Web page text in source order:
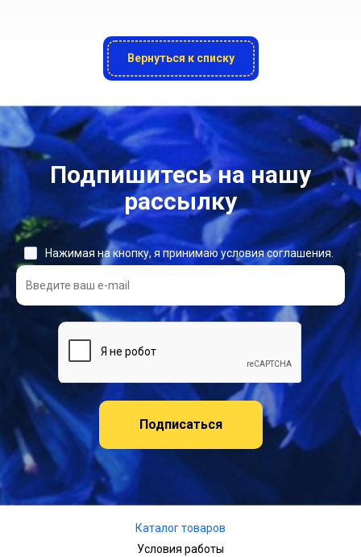
Вернуться к списку
Подпишитесь на нашу
рассылку
Подписаться
Нажимая на кнопку, я принимаю условия соглашения.
Каталог товаров
Условия работы